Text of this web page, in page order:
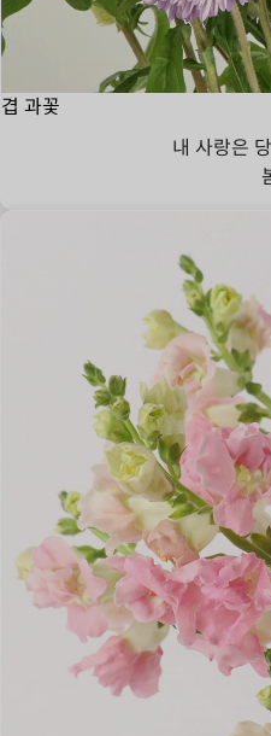
겹 과꽃
내 사랑은